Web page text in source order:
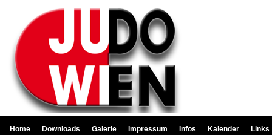
Home Downloads Galerie Impressum Infos Kalender Links